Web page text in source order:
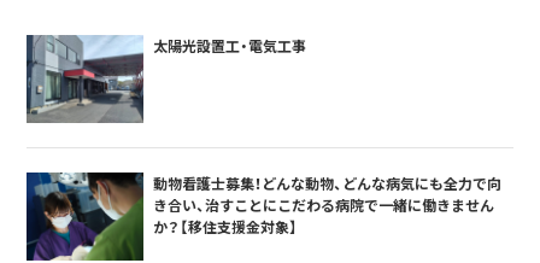
太陽光設置工・電気工事
動物看護士募集！どんな動物、どんな病気にも全力で向
き合い、治すことにこだわる病院で一緒に働きません
か？【移住支援金対象】